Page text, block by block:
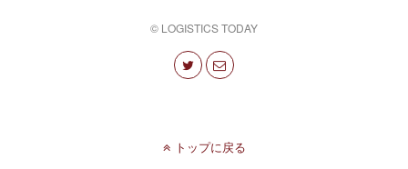
© LOGISTICS TODAY
トップに戻る